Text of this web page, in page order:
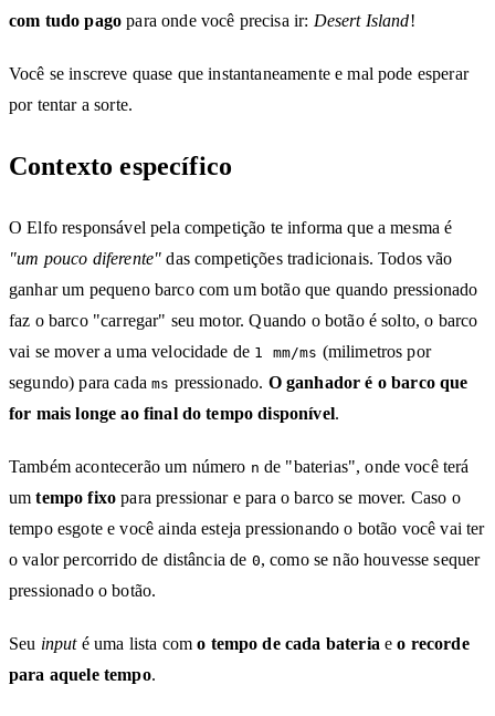
com tudo pago para onde você precisa ir: Desert Island!
Você se inscreve quase que instantaneamente e mal pode esperar
por tentar a sorte.
Contexto específico
O Elfo responsável pela competição te informa que a mesma é
"um pouco diferente" das competições tradicionais. Todos vão
ganhar um pequeno barco com um botão que quando pressionado
faz o barco "carregar" seu motor. Quando o botão é solto, o barco
vai se mover a uma velocidade de 1 mm/ms (milimetros por
segundo) para cadams pressionado. O ganhador é o barco que
for mais longe ao final do tempo disponível.
Também acontecerão um número n de "baterias", onde você terá
umtempo fixo para pressionar e para o barco se mover. Caso o
tempo esgote e você ainda esteja pressionando o botão você vai ter
o valor percorrido de distância de 0, como se não houvesse sequer
pressionado o botão.
Seu inputé uma lista como tempo de cada bateria eo recorde
para aquele tempo.